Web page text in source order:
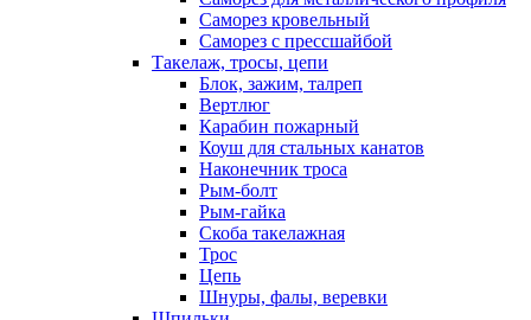
Саморез кровельный
Саморез с прессшайбой
Такелаж, тросы, цепи
Блок, зажим, талреп
Вертлюг
Карабин пожарный
Коуш для стальных канатов
Наконечник троса
Рым-болт
Рым-гайка
Скоба такелажная
Трос
Цепь
Шнуры, фалы, веревки